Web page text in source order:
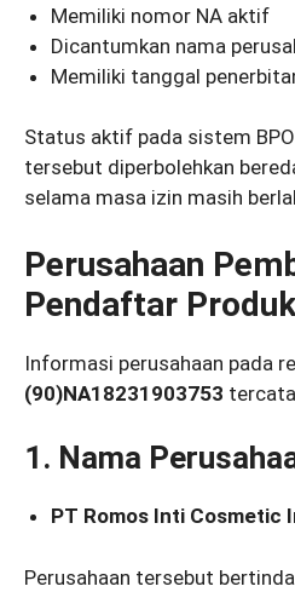
Memiliki nomor NA aktif
Dicantumkan nama
Memiliki tanggal
Status aktif pada sistem
tersebut diperbolehkan
selama masa izin masih
Perusahaan
Pendaftar Produk
Informasi perusahaan pada
(90)NA18231903753
1. Nama
PT Romos Inti Cosmetic
Perusahaan tersebut